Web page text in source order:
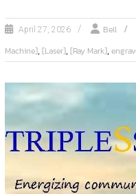
April 27, 2026 Bell
Machine],[Laser],[Ray Mark],